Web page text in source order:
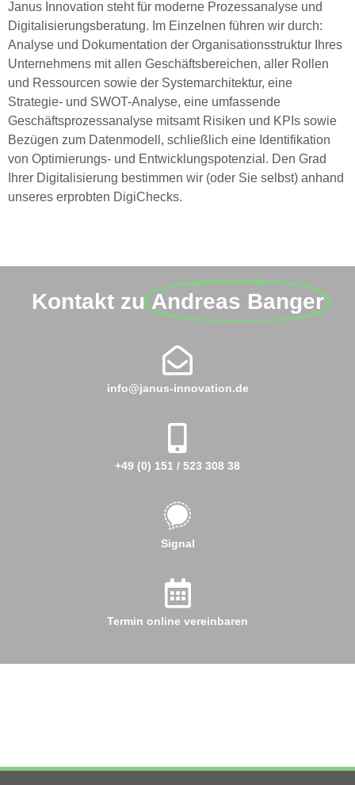
Janus Innovation steht für moderne Prozessanalyse und
Digitalisierungsberatung. Im Einzelnen führen wir durch:
Analyse und Dokumentation der Organisationsstruktur Ihres
Unternehmens mit allen Geschäftsbereichen, aller Rollen
und Ressourcen sowie der Systemarchitektur, eine
Strategie- und SWOT-Analyse, eine umfassende
Geschäftsprozessanalyse mitsamt Risiken und KPIs sowie
Bezügen zum Datenmodell, schließlich eine Identifikation
von Optimierungs- und Entwicklungspotenzial. Den Grad
Ihrer Digitalisierung bestimmen wir (oder Sie selbst) anhand
unseres erprobten DigiChecks.
Kontakt zu Andreas Banger
info@janus-innovation.de
+49 (0) 151 / 523 308 38
Signal
Termin online vereinbaren